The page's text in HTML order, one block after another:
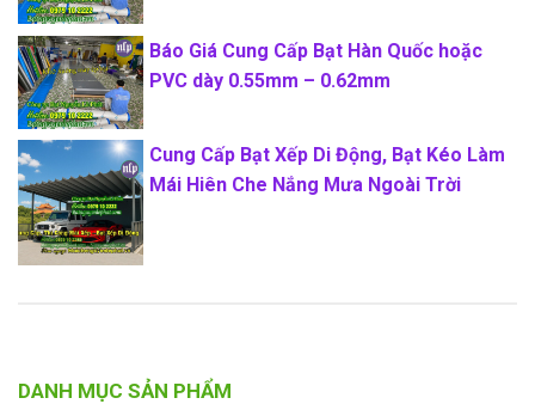
DANH MỤC SẢN PHẨM
Báo Giá Cung Cấp Bạt Hàn Quốc hoặc
PVC dày 0.55mm – 0.62mm
Cung Cấp Bạt Xếp Di Động, Bạt Kéo Làm
Mái Hiên Che Nắng Mưa Ngoài Trời